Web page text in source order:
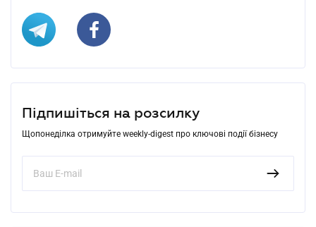
Підпишіться на розсилку
Щопонеділка отримуйте weekly-digest про ключові події бізнесу